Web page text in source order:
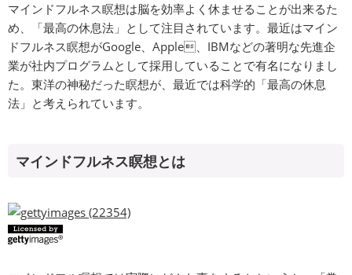
マインドフルネス瞑想は脳を効率よく休ませることが出来るた
め、「最高の休息法」として注目されています。最近はマイン
ドフルネス瞑想がGoogle、Apple、IBMなどの著明な先進企
業が社内プログラムとして採用していることで有名になりまし
た。東洋の神秘だった瞑想が、最近では科学的「最高の休息
法」と考えられています。
マインドフルネス瞑想とは